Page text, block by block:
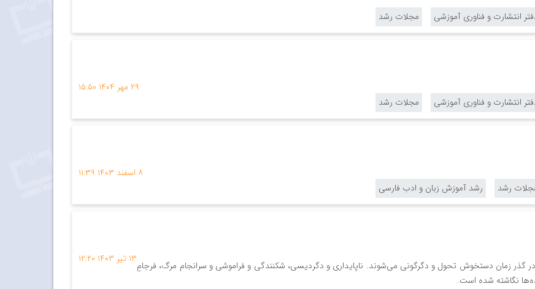
انتشارت و فناوری آموزشی مجلات رشد
۲۹ مهر ۱۴۰۴
۱۵:۵۰
انتشارت و فناوری آموزشی مجلات رشد
۸ اسفند ۱۴۰۳
۱۱:۳۹
رشد رشد آموزش زبان و ادب فارسی
۱۳ تیر ۱۴۰۳ ۱۲:۲۰
زمان دستخوش تحول و دگرگونی می‌شوند. ناپایداری و دگردیسی، شکنندگی و فراموشی و سرانجام مرگ، فرجامِ
نگاشته شده است.